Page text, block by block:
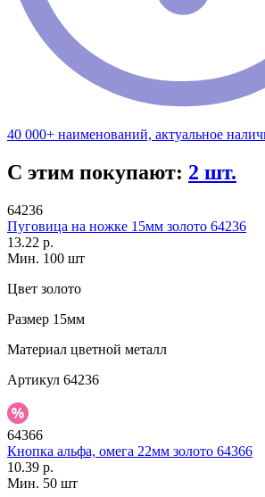
40 000+ наименований, актуальное
С этим покупают: 2 шт.
64236
Пуговица на ножке 15мм золото 64236
13.22 р.
Мин. 100 шт
Цвет золото
Размер 15мм
Материал цветной металл
Артикул 64236
64366
Кнопка альфа, омега 22мм золото 64366
10.39 р.
Мин. 50 шт